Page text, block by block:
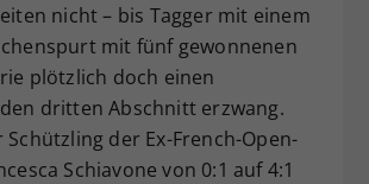
nicht – bis Tagger mit einem
mit fünf gewonnenen
plötzlich doch einen
dritten Abschnitt erzwang.
der Ex-French-Open-
Schiavone von 0:1 auf 4:1